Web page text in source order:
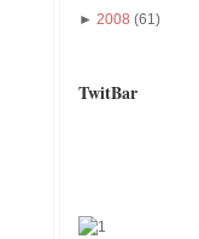
► 2008 (61)
TwitBar